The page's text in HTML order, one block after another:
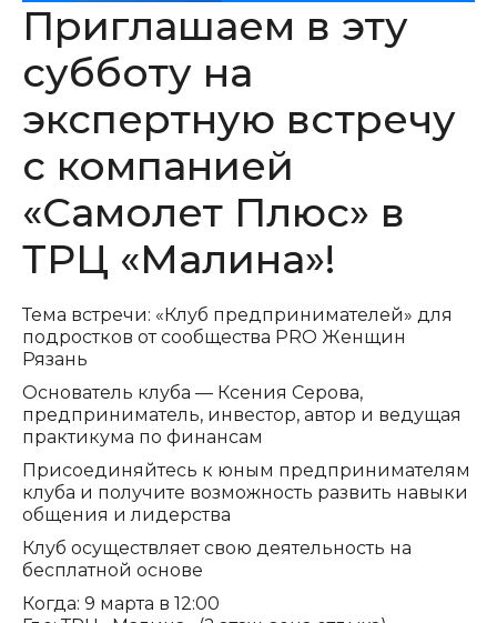
Приглашаем в эту
субботу на
экспертную встречу
с компанией
«Самолет Плюс» в
ТРЦ «Малина»!
Тема встречи: «Клуб предпринимателей» для
подростков от сообщества PRO Женщин
Рязань
Основатель клуба — Ксения Серова,
предприниматель, инвестор, автор и ведущая
практикума по финансам
Присоединяйтесь к юным предпринимателям
клуба и получите возможность развить навыки
общения и лидерства
Клуб осуществляет свою деятельность на
бесплатной основе
Когда: 9 марта в 12:00